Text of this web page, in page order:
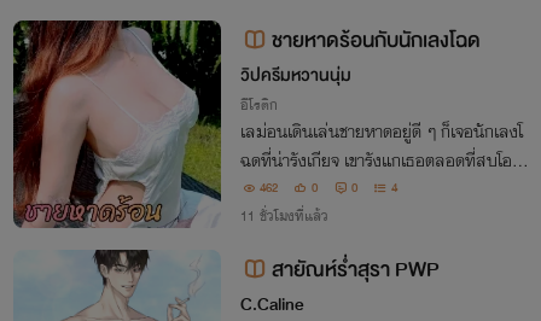
ชายหาดร้อนกับนักเลงโฉด
วิปครีมหวานนุ่ม
อีโรติก
เลม่อนเดินเล่นชายหาดอยู่ดี ๆ ก็เจอนักเลงโ
ฉดที่น่ารังเกียจ เขารังแกเธอตลอดที่สบโอกา
สเหมาะ และเธอไม่อาจต้านทานเขาได้เลย
462 0 0 4
11 ชั่วโมงที่แล้ว
สายัณห์ร่ำสุรา PWP
C.Caline